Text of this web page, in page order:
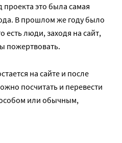
проекта это была самая
В прошлом же году было
есть люди, заходя на сайт,
пожертвовать.
на сайте и после
посчитать и перевести
или обычным,